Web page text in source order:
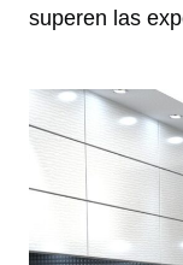
superen las